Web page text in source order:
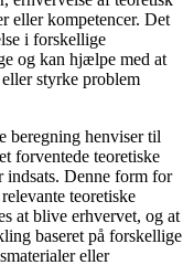
eller kompetencer. Det
i forskellige
og kan hjælpe med at
styrke problem
beregning henviser til
forventede teoretiske
indsats. Denne form for
teoretiske
at blive erhvervet, og at
baseret på forskellige
eller